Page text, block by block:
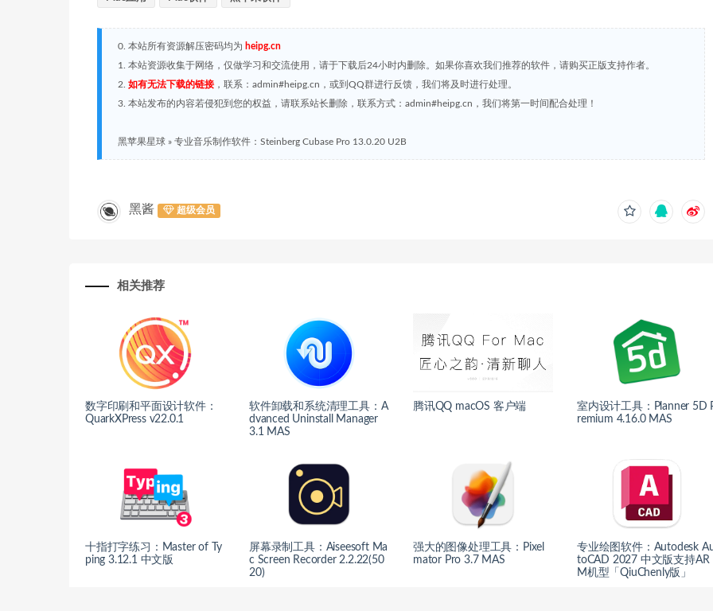
0. 本站所有资源解压密码均为 heipg.cn
1. 本站资源收集于网络，仅做学习和交流使用，请于下载后24小时内删除。如果你喜欢我们推荐的软件，请购买正版支持作者。
2. 如有无法下载的链接，联系：admin#heipg.cn，或到QQ群进行反馈，我们将及时进行处理。
3. 本站发布的内容若侵犯到您的权益，请联系站长删除，联系方式：admin#heipg.cn，我们将第一时间配合处理！
黑苹果星球 » 专业音乐制作软件：Steinberg Cubase Pro 13.0.20 U2B
黑酱 超级会员
相关推荐
数字印刷和平面设计软件：
QuarkXPress v22.0.1
软件卸载和系统清理工具：A
dvanced Uninstall Manager
3.1 MAS
腾讯QQ macOS 客户端
室内设计工具：Planner 5D
remium 4.16.0 MAS
十指打字练习：Master of Ty
ping 3.12.1 中文版
屏幕录制工具：Aiseesoft Ma
c Screen Recorder 2.2.22(50
20)
强大的图像处理工具：Pixel
mator Pro 3.7 MAS
专业绘图软件：Autodesk
toCAD 2027 中文版支持AR
M机型「QiuChenly版」